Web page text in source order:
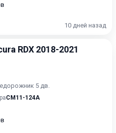
10 дней назад
RDX 2018-2021
5 дв.
CM11-124A